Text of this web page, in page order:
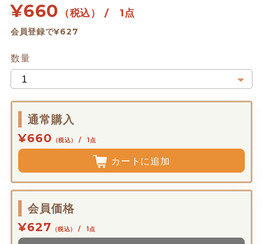
¥660 （税込） / 1点
会員登録で¥627
数量
通常購入
¥660 （税込） / 1点
カートに追加
会員価格
¥627 （税込） / 1点